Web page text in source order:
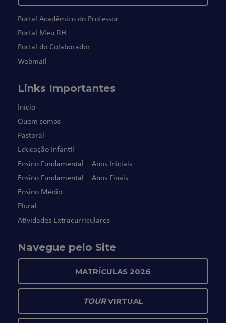
Portal Acadêmico do Professor
Portal Meu RH
Portal do Colaborador
Webmail
Links Importantes
Início
Quem somos
Pastoral
Educação Infantil
Ensino Fundamental – Anos Iniciais
Ensino Fundamental – Anos Finais
Ensino Médio
Plural
Atividades Extracurriculares
Navegue pelo Site
MATRÍCULAS 2026
TOURVIRTUAL